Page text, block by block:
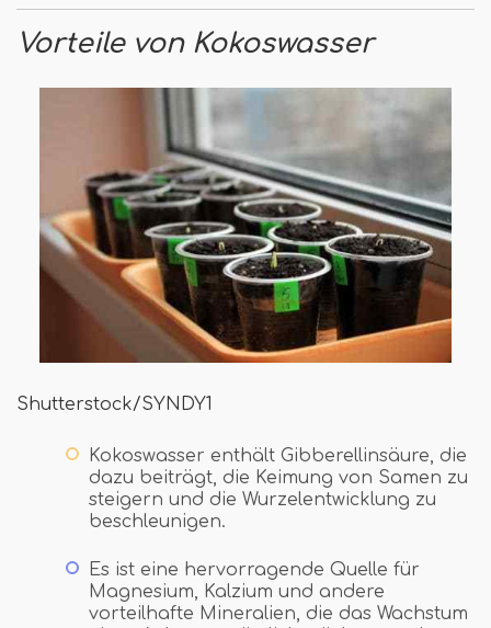
Vorteile von Kokoswasser
Shutterstock/SYNDY1
Kokoswasser enthält Gibberellinsäure, die
dazu beiträgt, die Keimung von Samen zu
steigern und die Wurzelentwicklung zu
beschleunigen.
Es ist eine hervorragende Quelle für
Magnesium, Kalzium und andere
vorteilhafte Mineralien, die das Wachstum